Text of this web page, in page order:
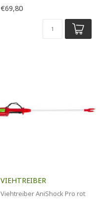
€69,80
VIEHTREIBER
Viehtreiber AniShock Pro rot